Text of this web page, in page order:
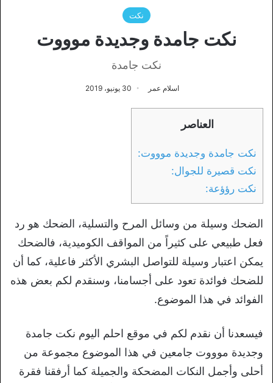
نكت
نكت جامدة وجديدة موووت
نكت جامدة
اسلام عمر 30 يونيو، 2019
العناصر
نكت جامدة وجديدة موووت:
نكت قصيرة للجوال:
نكت رؤؤعة:
الضحك وسيلة من وسائل المرح والتسلية، الضحك هو رد
فعل طبيعي على كثيراً من المواقف الكوميدية، فالضحك
يمكن اعتبار وسيلة للتواصل البشري الأكثر فاعلية، كما أن
للضحك فوائدة تعود على أجسامنا، وسنقدم لكم بعض هذه
الفوائد في هذا الموضوع.
فيسعدنا أن نقدم لكم في موقع احلم اليوم نكت جامدة
وجديدة موووت جامعين في هذا الموضوع مجموعة من
أحلى وأجمل النكات المضحكة والجميلة كما أرفقنا فقرة